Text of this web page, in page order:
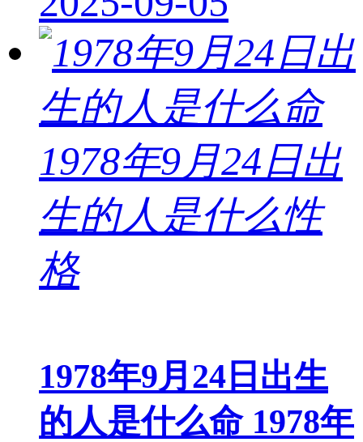
1978年9月24日出生
的人是什么命 1978年